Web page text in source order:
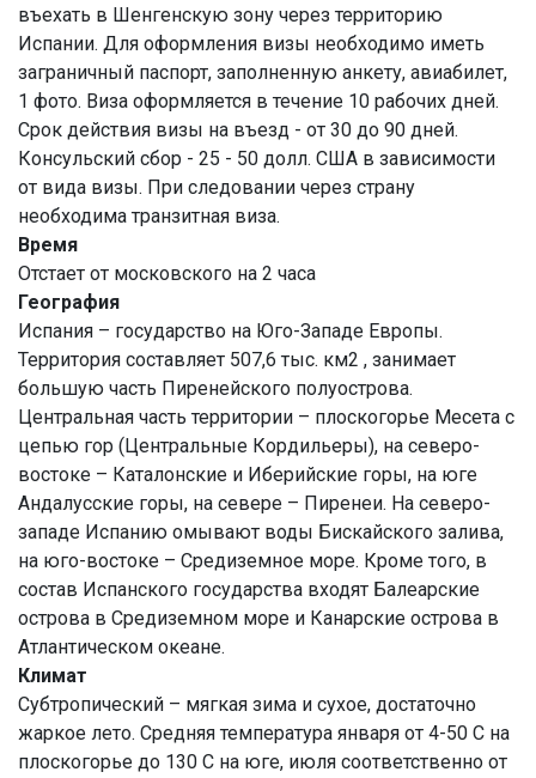
въехать в Шенгенскую зону через территорию
Испании. Для оформления визы необходимо иметь
заграничный паспорт, заполненную анкету, авиабилет,
1 фото. Виза оформляется в течение 10 рабочих дней.
Срок действия визы на въезд - от 30 до 90 дней.
Консульский сбор - 25 - 50 долл. США в зависимости
от вида визы. При следовании через страну
необходима транзитная виза.
Время
Отстает от московского на 2 часа
География
Испания – государство на Юго-Западе Европы.
Территория составляет 507,6 тыс. км2 , занимает
большую часть Пиренейского полуострова.
Центральная часть территории – плоскогорье Месета с
цепью гор (Центральные Кордильеры), на северо-
востоке – Каталонские и Иберийские горы, на юге
Андалусские горы, на севере – Пиренеи. На северо-
западе Испанию омывают воды Бискайского залива,
на юго-востоке – Средиземное море. Кроме того, в
состав Испанского государства входят Балеарские
острова в Средиземном море и Канарские острова в
Атлантическом океане.
Климат
Субтропический – мягкая зима и сухое, достаточно
жаркое лето. Средняя температура января от 4-50 С на
плоскогорье до 130 С на юге, июля соответственно от